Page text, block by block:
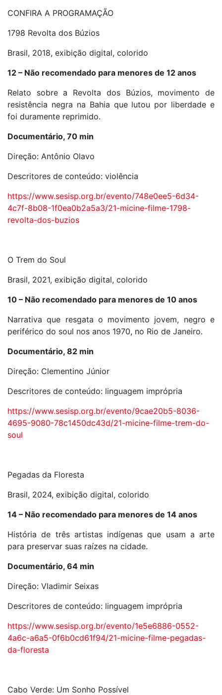
CONFIRA A PROGRAMAÇÃO
1798 Revolta dos Búzios
Brasil, 2018, exibição digital, colorido
12 – Não recomendado para menores de 12 anos
Relato sobre a Revolta dos Búzios, movimento de
resistência negra na Bahia que lutou por liberdade e
foi duramente reprimido.
Documentário, 70 min
Direção: Antônio Olavo
Descritores de conteúdo: violência
https://www.sesisp.org.br/evento/748e0ee5-6d34-
4c7f-8b08-1f0ea0b2a5a3/21-micine-filme-1798-
revolta-dos-buzios
O Trem do Soul
Brasil, 2021, exibição digital, colorido
10 – Não recomendado para menores de 10 anos
Narrativa que resgata o movimento jovem, negro e
periférico do soul nos anos 1970, no Rio de Janeiro.
Documentário, 82 min
Direção: Clementino Júnior
Descritores de conteúdo: linguagem imprópria
https://www.sesisp.org.br/evento/9cae20b5-8036-
4695-9080-78c1450dc43d/21-micine-filme-trem-do-
soul
Pegadas da Floresta
Brasil, 2024, exibição digital, colorido
14 – Não recomendado para menores de 14 anos
História de três artistas indígenas que usam a arte
para preservar suas raízes na cidade.
Documentário, 64 min
Direção: Vladimir Seixas
Descritores de conteúdo: linguagem imprópria
https://www.sesisp.org.br/evento/1e5e6886-0552-
4a6c-a6a5-0f6b0cd61f94/21-micine-filme-pegadas-
da-floresta
Cabo Verde: Um Sonho Possível